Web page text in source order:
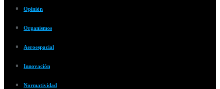
Opinión
Organismos
Aeroespacial
Innovación
Normatividad